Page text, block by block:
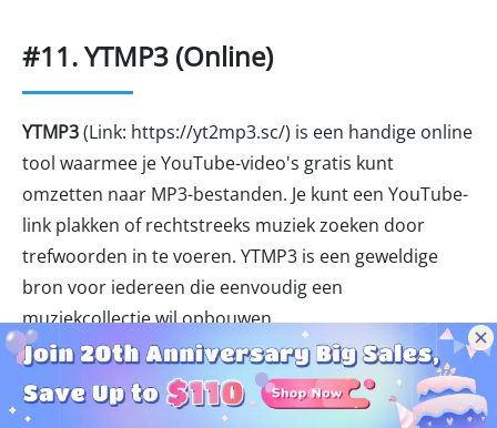
#11. YTMP3 (Online)
YTMP3(Link: https://yt2mp3.sc/) is een handige online
tool waarmee je YouTube-video's gratis kunt
omzetten naar MP3-bestanden. Je kunt een YouTube-
link plakken of rechtstreeks muziek zoeken door
trefwoorden in te voeren. YTMP3 is een geweldige
bron voor iedereen die eenvoudig een
muziekcollectie wil opbouwen.